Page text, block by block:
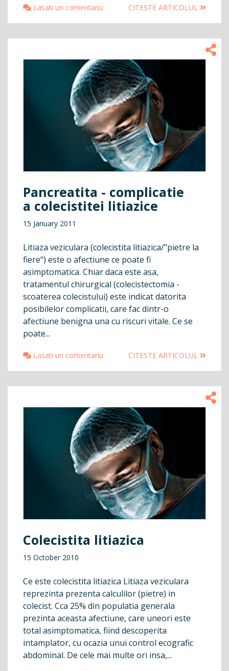
Lasati un comentariu CITESTE ARTICOLUL
Pancreatita - complicatie
a colecistitei litiazice
15 January 2011
Litiaza veziculara (colecistita litiazica/"pietre la
fiere") este o afectiune ce poate fi
asimptomatica. Chiar daca este asa,
tratamentul chirurgical (colecistectomia -
scoaterea colecistului) este indicat datorita
posibilelor complicatii, care fac dintr-o
afectiune benigna una cu riscuri vitale. Ce se
poate...
Lasati un comentariu CITESTE ARTICOLUL
Colecistita litiazica
15 October 2010
Ce este colecistita litiazica Litiaza veziculara
reprezinta prezenta calculilor (pietre) in
colecist. Cca 25% din populatia generala
prezinta aceasta afectiune, care uneori este
total asimptomatica, fiind descoperita
intamplator, cu ocazia unui control ecografic
abdominal. De cele mai multe ori insa,...